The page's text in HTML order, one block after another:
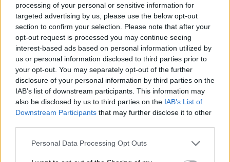
processing of your personal or sensitive information for
targeted advertising by us, please use the below opt-out
section to confirm your selection. Please note that after your
opt-out request is processed you may continue seeing
interest-based ads based on personal information utilized by
us or personal information disclosed to third parties prior to
your opt-out. You may separately opt-out of the further
disclosure of your personal information by third parties on the
IAB’s list of downstream participants. This information may
also be disclosed by us to third parties on the IAB’s List of
Downstream Participants that may further disclose it to other
Personal Data Processing Opt Outs
έδωσε την απάντηση
08/08/2026 , 15:47
Η Ελλάδα χάνει το τρένο των startups:
Εκτός top 50 την ώρα που Κύπρος,
Τουρκία, Ρουμανία, Βουλγαρία, Βόρεια
Μακεδονία και Αλβανία επιταχύνουν
08/08/2026 , 12:40
γίνεται πράξη. Εξασφαλίστηκε η